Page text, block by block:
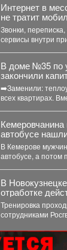
Интернет в
не тратит
Звонки,
сервисы внутри
В доме №35 по
закончили
отопления.
➡️Заменили:
всех квартирах.
автобусе
В Кемерове
автобусе, а потом
В
отработке
избирательной
ситуациях на
Тренировка
сотрудниками